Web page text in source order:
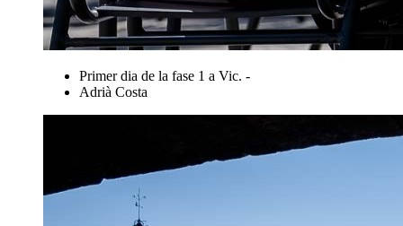
Primer dia de la fase 1 a Vic. -
Adrià Costa